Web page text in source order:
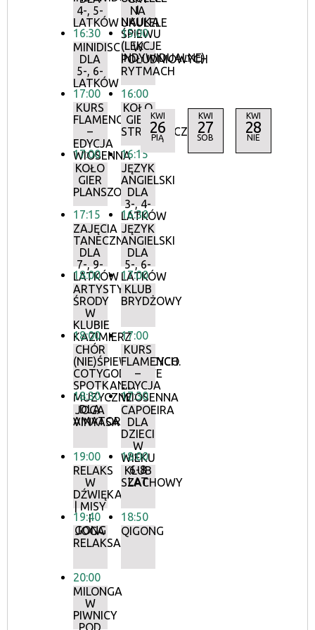
4-, 5-
LATKÓW
16:30
MINIDISCO
DLA
5-, 6-
LATKÓW
17:00
KURS
FLAMENCO
–
EDYCJA
WIOSENNA
17:00
KOŁO
GIER
PLANSZOWYCH
17:15
ZAJĘCIA
TANECZNE
DLA
7-, 9-
LATKÓW
18:00
ARTYSTYCZNE
ŚRODY
W
KLUBIE
KAZIMIERZ
18:00
CHÓR
(NIE)ŚPIEWAJĄCYCH.
COTYGODNIOWE
SPOTKANIA
MUZYCZNE
DLA
AMATORÓW
18:30
JOGA
VINYASA
19:00
RELAKS
W
DŹWIĘKACH
| MISY
I
GONG
19:40
JOGA
RELAKSACYJNA
20:00
MILONGA
W
PIWNICY
POD
I
NAUKA
ŚPIEWU
(LEKCJE
INDYWIDUALNE)
NA
UKULELE
15:00
W
POŁUDNIOWYCH
RYTMACH
16:00
KOŁO
GIER
STRATEGICZNYCH
16:15
JĘZYK
ANGIELSKI
DLA
3-, 4-
LATKÓW
16:30
JĘZYK
ANGIELSKI
DLA
5-, 6-
LATKÓW
17:00
KLUB
BRYDŻOWY
17:00
KURS
FLAMENCO
–
EDYCJA
WIOSENNA
17:30
CAPOEIRA
DLA
DZIECI
W
WIEKU
6-8
LAT
18:00
KLUB
SZACHOWY
18:50
QIGONG
KWI
26
PIĄ
KWI
27
SOB
KWI
28
NIE